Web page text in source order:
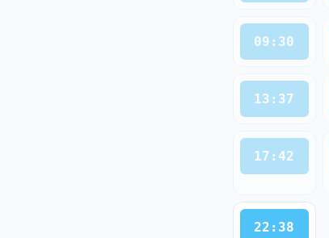
09:30
13:37
17:42
22:38